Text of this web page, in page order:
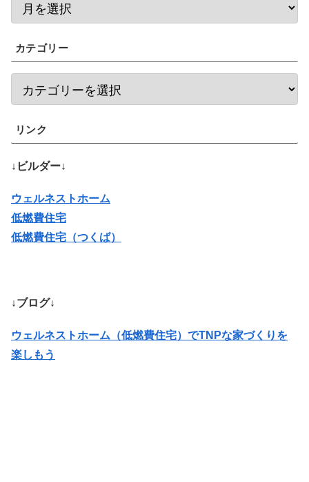
カテゴリー
リンク
↓ビルダー↓
ウェルネストホーム
低燃費住宅
低燃費住宅（つくば）
↓ブログ↓
ウェルネストホーム（低燃費住宅）でTNPな家づくりを
楽しもう